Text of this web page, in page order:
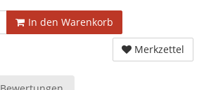
In den Warenkorb
Merkzettel